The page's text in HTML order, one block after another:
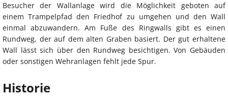
Besucher der Wallanlage wird die Möglichkeit geboten auf
einem Trampelpfad den Friedhof zu umgehen und den Wall
einmal abzuwandern. Am Fuße des Ringwalls gibt es einen
Rundweg, der auf dem alten Graben basiert. Der gut erhaltene
Wall lässt sich über den Rundweg besichtigen. Von Gebäuden
oder sonstigen Wehranlagen fehlt jede Spur.
Historie